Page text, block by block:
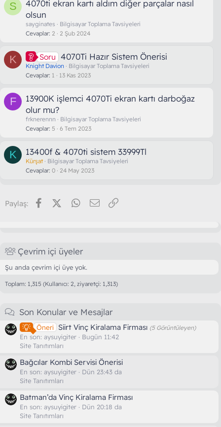
S
4070ti ekran kartı aldım diğer parçalar nasıl
olsun
sayginates
Bilgisayar Toplama Tavsiyeleri
Cevaplar 2 2 Şub 2024
K Soru 4070Ti Hazır Sistem Önerisi
Knight Davion
Bilgisayar Toplama Tavsiyeleri
Cevaplar 1 13 Kas 2023
F
13900K işlemci 4070Ti ekran kartı darboğaz
olur mu?
frknerennn
Bilgisayar Toplama Tavsiyeleri
Cevaplar 5 6 Tem 2023
K 13400f & 4070ti sistem 33999Tl
Kürşat
Bilgisayar Toplama Tavsiyeleri
Cevaplar 0 24 May 2023
Paylaş: FacebookX (Twitter)WhatsApp
E-posta
Çevrim içi üyeler
Şu anda çevrim içi üye yok.
Toplam: 1,315 (Kullanıcı: 2, ziyaretçi: 1,313)
Son Konular ve Mesajlar
Öneri Siirt Vinç Kiralama Firması (5 Görüntüleyen)
En son: aysuyigiter
Bugün 11:42
Site Tanıtımları
Bağcılar Kombi Servisi Önerisi
En son: aysuyigiter
Dün 23:43 da
Site Tanıtımları
Batman’da Vinç Kiralama Firması
En son: aysuyigiter
Dün 20:18 da
Site Tanıtımları